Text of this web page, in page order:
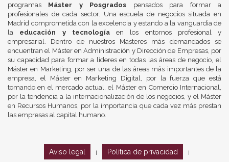
programas Máster y Posgrados pensados para formar a
profesionales de cada sector. Una escuela de negocios situada en
Madrid comprometida con la excelencia y estando a la vanguardia de
la educación y tecnologíaen los entornos profesional y
empresarial. Dentro de nuestros Másteres más demandados se
encuentran el Máster en Administración y Dirección de Empresas, por
su capacidad para formar a líderes en todas las áreas de negocio, el
Máster en Marketing, por ser una de las áreas más importantes de la
empresa, el Máster en Marketing Digital, por la fuerza que está
tomando en el mercado actual, el Máster en Comercio Internacional,
por la tendencia a la internacionalización de los negocios, y el Máster
en Recursos Humanos, por la importancia que cada vez más prestan
las empresas al capital humano.
Aviso legal Política de privacidad